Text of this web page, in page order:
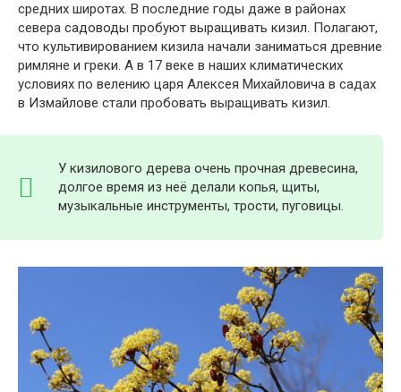
средних широтах. В последние годы даже в районах
севера садоводы пробуют выращивать кизил. Полагают,
что культивированием кизила начали заниматься древние
римляне и греки. А в 17 веке в наших климатических
условиях по велению царя Алексея Михайловича в садах
в Измайлове стали пробовать выращивать кизил.
У кизилового дерева очень прочная древесина,
долгое время из неё делали копья, щиты,
музыкальные инструменты, трости, пуговицы.